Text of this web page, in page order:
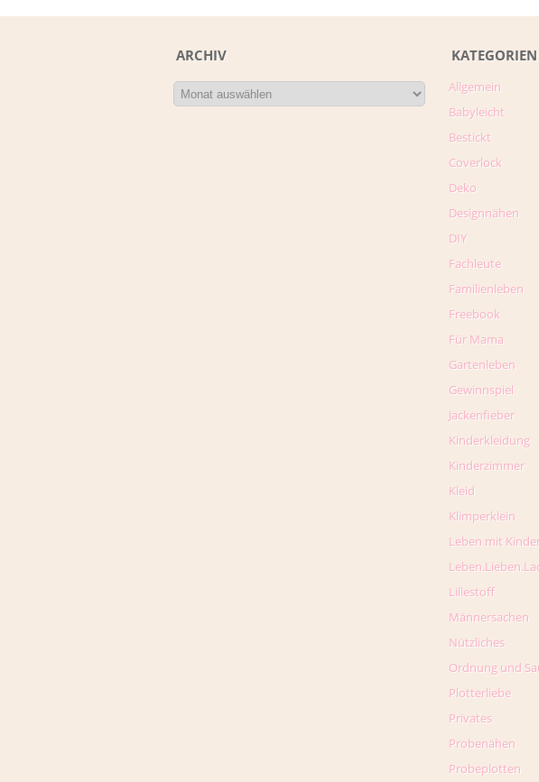
ARCHIV KATEGORIEN
Allgemein
Babyleicht
Bestickt
Coverlock
Deko
Designnähen
DIY
Fachleute
Familienleben
Freebook
Für Mama
Gartenleben
Gewinnspiel
Jackenfieber
Kinderkleidung
Kinderzimmer
Kleid
Klimperklein
Leben mit
Lillestoff
Männersachen
Nützliches
Ordnung und
Plotterliebe
Privates
Probenähen
Probeplotten